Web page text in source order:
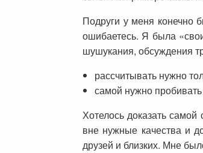
Подруги у меня конечно
ошибаетесь. Я была
шушукания, обсуждения
рассчитывать нужно
самой нужно
Хотелось доказать
вне нужные качества и
друзей и близких. Мне